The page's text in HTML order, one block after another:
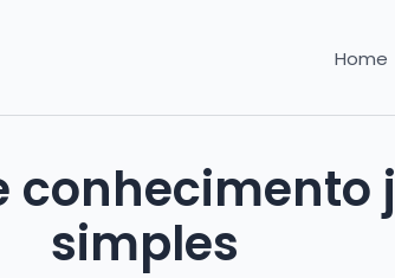
Home
conhecimento
simples